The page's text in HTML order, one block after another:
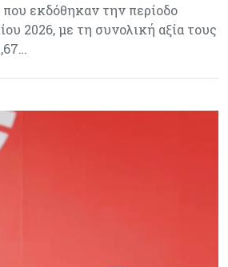
που εκδόθηκαν την περίοδο
2026, με τη συνολική αξία τους